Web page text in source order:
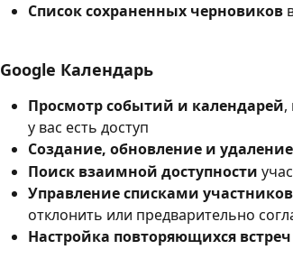
Список сохраненных черновиков
Google Календарь
Просмотр событий и календарей,
у вас есть доступ
Создание, обновление и
Поиск взаимной доступности
Управление списками участников
отклонить или предварительно
Настройка повторяющихся встреч